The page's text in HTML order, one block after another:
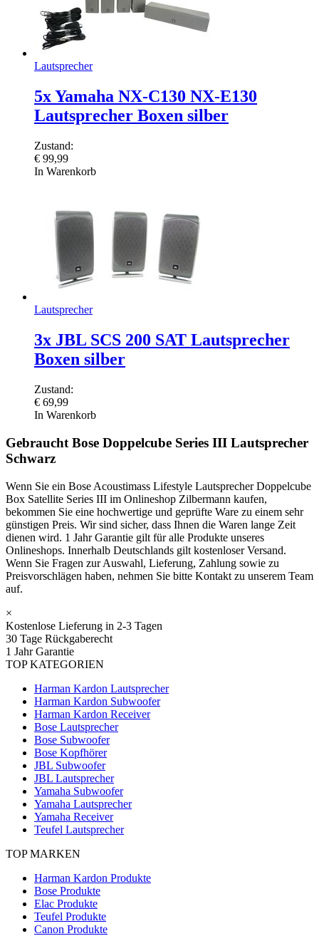
Lautsprecher
5x Yamaha NX-C130 NX-E130
Lautsprecher Boxen silber
Zustand:
€ 99,99
In Warenkorb
Lautsprecher
3x JBL SCS 200 SAT Lautsprecher
Boxen silber
Zustand:
€ 69,99
In Warenkorb
Gebraucht Bose Doppelcube Series III Lautsprecher
Schwarz
Wenn Sie ein Bose Acoustimass Lifestyle Lautsprecher Doppelcube
Box Satellite Series III im Onlineshop Zilbermann kaufen,
bekommen Sie eine hochwertige und geprüfte Ware zu einem sehr
günstigen Preis. Wir sind sicher, dass Ihnen die Waren lange Zeit
dienen wird. 1 Jahr Garantie gilt für alle Produkte unseres
Onlineshops. Innerhalb Deutschlands gilt kostenloser Versand.
Wenn Sie Fragen zur Auswahl, Lieferung, Zahlung sowie zu
Preisvorschlägen haben, nehmen Sie bitte Kontakt zu unserem Team
auf.
×
Kostenlose Lieferung in 2-3 Tagen
30 Tage Rückgaberecht
1 Jahr Garantie
TOP KATEGORIEN
Harman Kardon Lautsprecher
Harman Kardon Subwoofer
Harman Kardon Receiver
Bose Lautsprecher
Bose Subwoofer
Bose Kopfhörer
JBL Subwoofer
JBL Lautsprecher
Yamaha Subwoofer
Yamaha Lautsprecher
Yamaha Receiver
Teufel Lautsprecher
TOP MARKEN
Harman Kardon Produkte
Bose Produkte
Elac Produkte
Teufel Produkte
Canon Produkte